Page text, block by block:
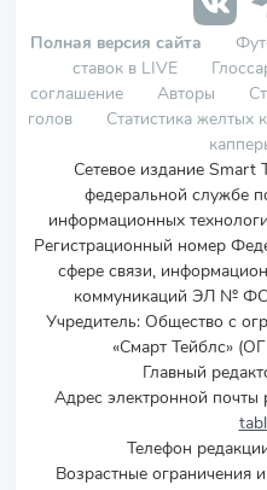
Полная версия сайта
ставок в LIVE
соглашение
Авторы
голов
Статистика желтых
Сетевое издание Smart
федеральной службе
информационных
Регистрационный номер
сфере связи,
коммуникаций ЭЛ № ФС
Учредитель: Общество с
«Смарт Тейблс»
Главный
Адрес электронной почты
Телефон
Возрастные ограничения